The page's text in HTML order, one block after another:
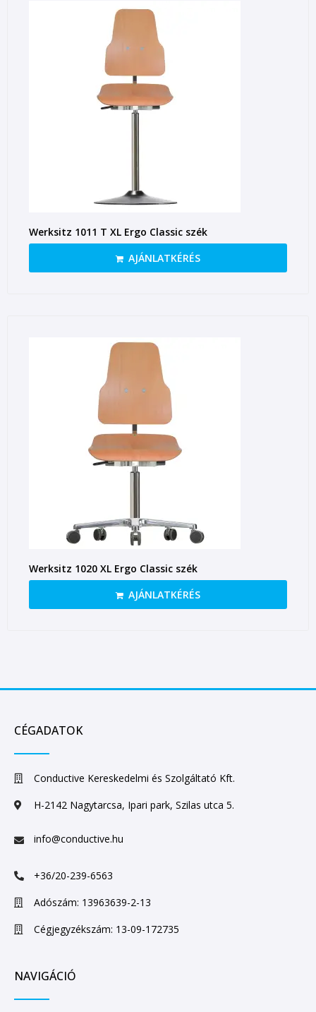
Werksitz 1011 T XL Ergo Classic szék
AJÁNLATKÉRÉS
Werksitz 1020 XL Ergo Classic szék
AJÁNLATKÉRÉS
CÉGADATOK
Conductive Kereskedelmi és Szolgáltató Kft.
H-2142 Nagytarcsa, Ipari park, Szilas utca 5.
info@conductive.hu
+36/20-239-6563
Adószám: 13963639-2-13
Cégjegyzékszám: 13-09-172735
NAVIGÁCIÓ